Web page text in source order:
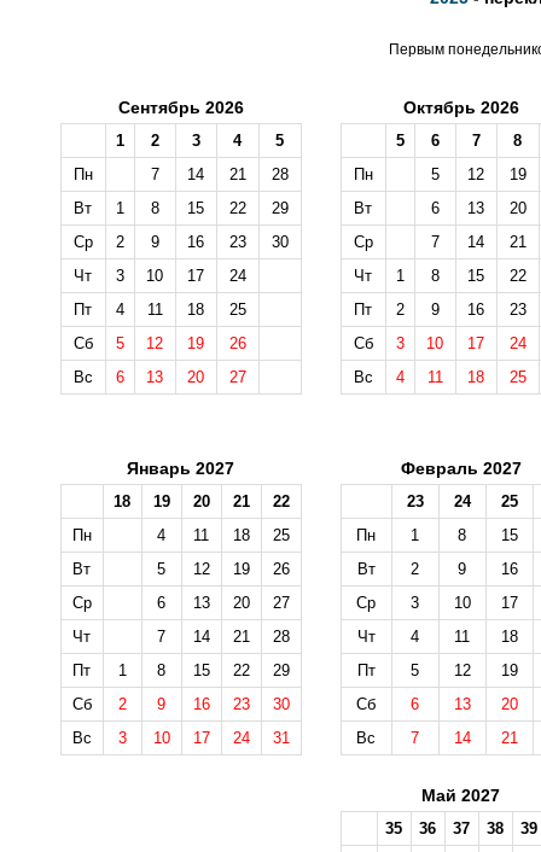
Первым
Сентябрь 2026
1 2 3 4
5
Пн
7 14 21
28
Вт
1 8 15 22
29
Ср
2 9 16 23
30
Чт
3 10 17
24
Пт
4 11 18
25
Сб
5 12 19
26
Вс
6 13 20 27
Октябрь 2026
5 6 7
8
Пн
5 12
19
Вт
6 13
20
Ср
7 14
21
Чт
1 8 15
22
Пт
2 9 16
23
Сб
3 10 17
24
Вс
4 11 18 25
Январь 2027
18 19 20 21
22
Пн
4 11 18
25
Вт
5 12 19
26
Ср
6 13 20
27
Чт
7 14 21
28
Пт
1 8 15 22
29
Сб
2 9 16 23
30
Вс
3 10 17 24 31
Февраль 2027
23 24
25
Пн
1 8
15
Вт
2 9
16
Ср
3 10
17
Чт
4 11
18
Пт
5 12
19
Сб
6 13
20
Вс
7 14 21
Май 2027
35 36 37 38
39